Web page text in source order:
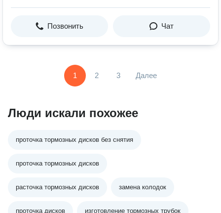
Позвонить Чат
1 2 3 Далее
Люди искали похожее
проточка тормозных дисков без снятия
проточка тормозных дисков
расточка тормозных дисков замена колодок
проточка дисков изготовление тормозных трубок